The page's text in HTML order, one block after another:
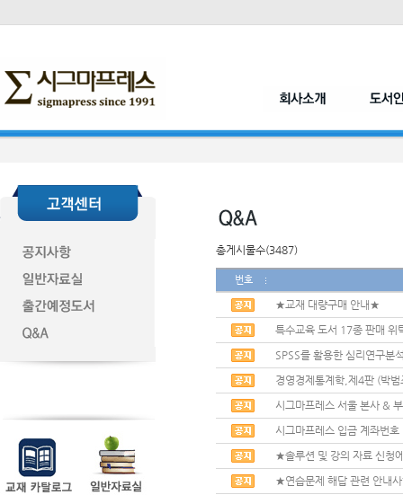
총게시물수(3487)
번호
★교재 대량구매 안내★
특수교육 도서 17종 판매 위
SPSS를 활용한 심리연구분
경영경제통계학,제4판 (박
시그마프레스 서울 본사 &
시그마프레스 입금 계좌번호
★솔루션 및 강의 자료 신청
★연습문제 해답 관련 안내